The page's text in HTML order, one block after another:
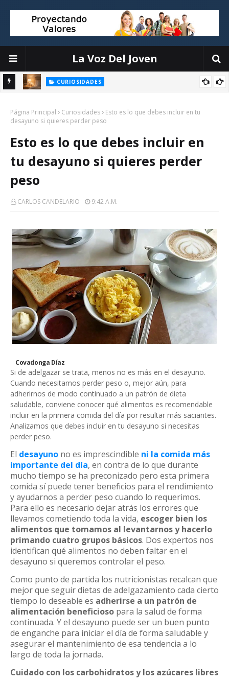
La Voz Del Joven
CURIOSIDADES
enfriar la casa sin aire acondicionado
Página Principal Curiosidades
Esto es lo que debes incluir en tu
desayuno si quieres perder peso
Esto es lo que debes incluir en
tu desayuno si quieres perder
peso
CARLOS CANDELARIO 9:42 A.m.
Covadonga Díaz
Si de adelgazar se trata, menos no es más en el desayuno.
Cuando necesitamos perder peso o, mejor aún, para
adherirnos de modo continuado a un patrón de dieta
saludable, conviene conocer qué alimentos es recomendable
incluir en la primera comida del día por resultar más saciantes.
Analizamos que debes incluir en tu desayuno si necesitas
perder peso.
El desayuno no es imprescindible ni la comida más
importante del día, en contra de lo que durante
mucho tiempo se ha preconizado pero esta primera
comida sí puede tener beneficios para el rendimiento
y ayudarnos a perder peso cuando lo requerimos.
Para ello es necesario dejar atrás los errores que
llevamos cometiendo toda la vida, escoger bien los
alimentos que tomamos al levantarnos y hacerlo
primando cuatro grupos básicos. Dos expertos nos
identifican qué alimentos no deben faltar en el
desayuno si queremos controlar el peso.
Como punto de partida los nutricionistas recalcan que
mejor que seguir dietas de adelgazamiento cada cierto
tiempo lo deseable es adherirse a un patrón de
alimentación beneficioso para la salud de forma
continuada. Y el desayuno puede ser un buen punto
de enganche para iniciar el día de forma saludable y
asegurar el mantenimiento de esa tendencia a lo
largo de toda la jornada.
Cuidado con los carbohidratos y los azúcares libres